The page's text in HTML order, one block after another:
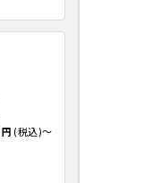
円 (税込)～